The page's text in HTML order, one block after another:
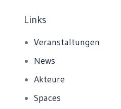
Links
Veranstaltungen
News
Akteure
Spaces